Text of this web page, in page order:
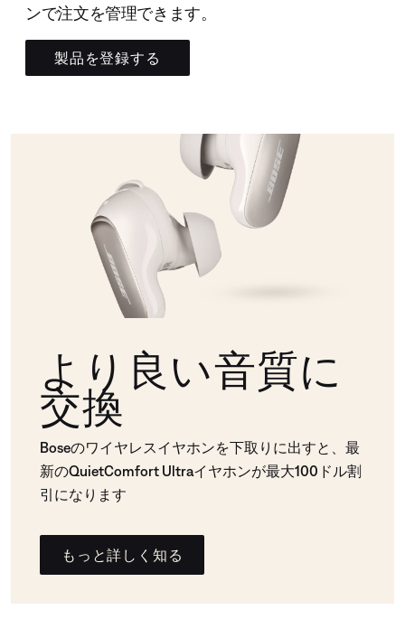
ンで注文を管理できます。
製品を登録する
より良い音質に
交換
Boseのワイヤレスイヤホンを下取りに出すと、最
新のQuietComfort Ultraイヤホンが最大100ドル割
引になります
もっと詳しく知る